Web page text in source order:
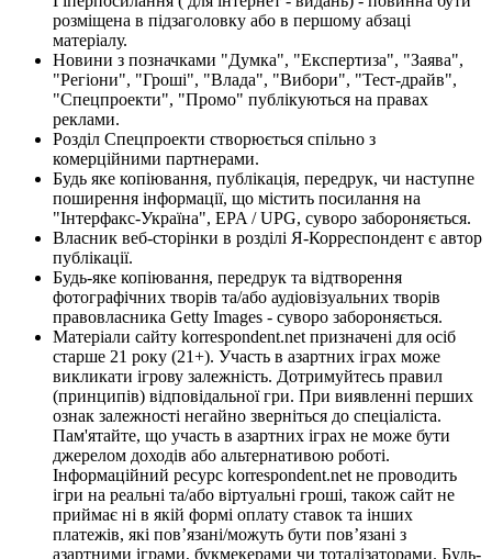
розміщена в підзаголовку або в першому абзаці
матеріалу.
Новини з позначками "Думка", "Експертиза", "Заява",
"Регіони", "Гроші", "Влада", "Вибори", "Тест-драйв",
"Спецпроекти", "Промо" публікуються на правах
реклами.
Розділ Спецпроекти створюється спільно з
комерційними партнерами.
Будь яке копіювання, публікація, передрук, чи наступне
поширення інформації, що містить посилання на
"Інтерфакс-Україна", EPA / UPG, суворо забороняється.
Власник веб-сторінки в розділі Я-Корреспондент є автор
публікації.
Будь-яке копіювання, передрук та відтворення
фотографічних творів та/або аудіовізуальних творів
правовласника Getty Images - суворо забороняється.
Матеріали сайту korrespondent.net призначені для осіб
старше 21 року (21+). Участь в азартних іграх може
викликати ігрову залежність. Дотримуйтесь правил
(принципів) відповідальної гри. При виявленні перших
ознак залежності негайно зверніться до спеціаліста.
Пам'ятайте, що участь в азартних іграх не може бути
джерелом доходів або альтернативою роботі.
Інформаційний ресурс korrespondent.net не проводить
ігри на реальні та/або віртуальні гроші, також сайт не
приймає ні в якій формі оплату ставок та інших
платежів, які пов’язані/можуть бути пов’язані з
азартними іграми, букмекерами чи тоталізаторами. Будь-